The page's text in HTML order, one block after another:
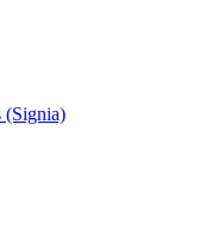
(Signia)